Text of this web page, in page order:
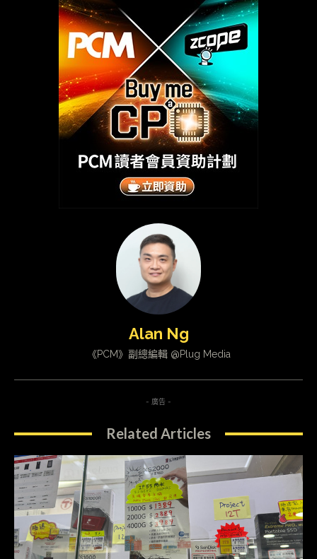
Alan Ng
《PCM》副總編輯 @Plug Media
- 廣告 -
Related Articles